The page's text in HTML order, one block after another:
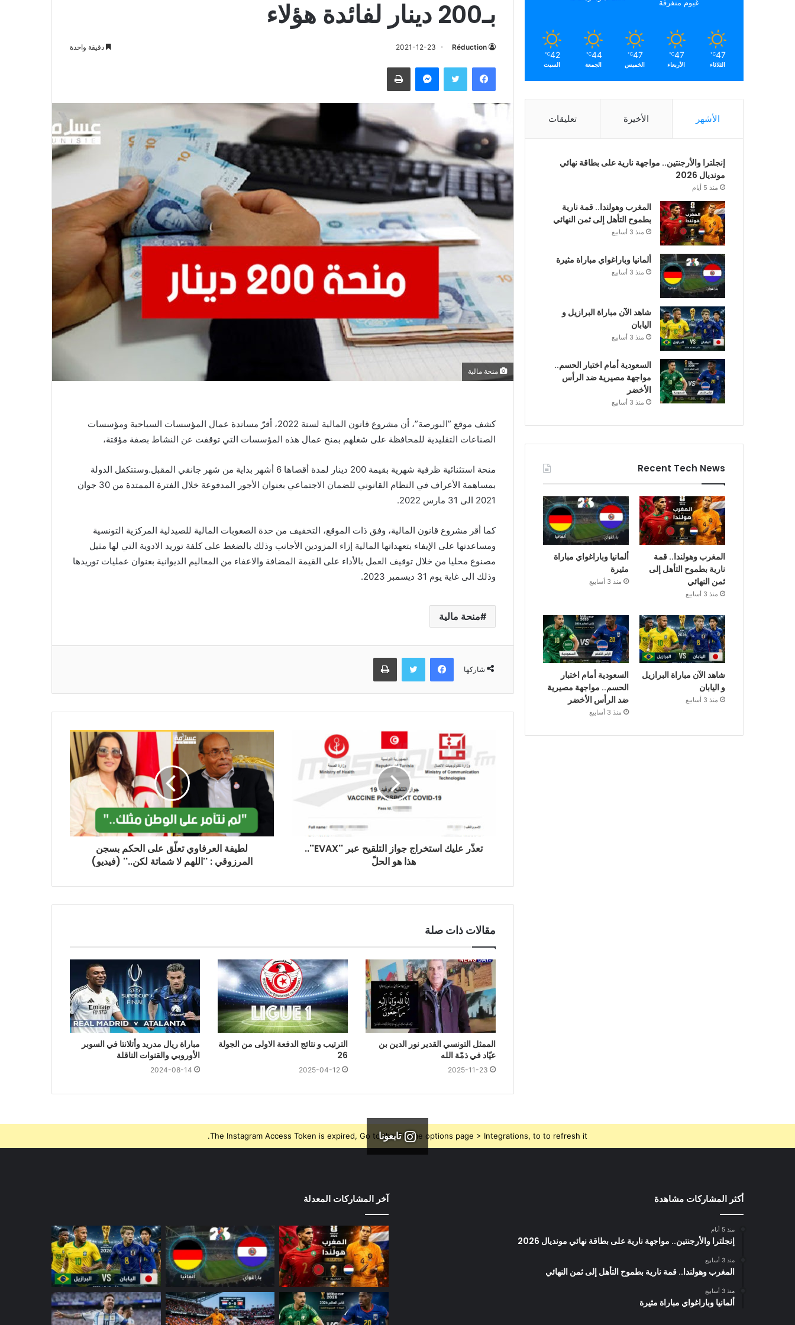
بـ200 دينار لفائدة هؤلاء
Réduction
2021-12-23 دقيقة واحدة
فيسبوك تويتر ماسنجر طباعة
منحة مالية
كشف موقع ”البورصة”، أن مشروع قانون المالية لسنة 2022، أقرّ مساندة عمال المؤسسات السياحية ومؤسسات
الصناعات التقليدية للمحافظة على شغلهم بمنح عمال هذه المؤسسات التي توقفت عن النشاط بصفة مؤقتة،
منحة استثنائية ظرفية شهرية بقيمة 200 دينار لمدة أقصاها 6 أشهر بداية من شهر جانفي المقبل.وستتكفل الدولة
بمساهمة الأعراف في النظام القانوني للضمان الاجتماعي بعنوان الأجور المدفوعة خلال الفترة الممتدة من 30 جوان
2021 الى 31 مارس 2022.
كما أقر مشروع قانون المالية، وفق ذات الموقع، التخفيف من حدة الصعوبات المالية للصيدلية المركزية التونسية
ومساعدتها على الإيفاء بتعهداتها المالية إزاء المزودين الأجانب وذلك بالضغط على كلفة توريد الادوية التي لها مثيل
مصنوع محليا من خلال توقيف العمل بالأداء على القيمة المضافة والاعفاء من المعاليم الديوانية بعنوان عمليات توريدها
وذلك الى غاية يوم 31 ديسمبر 2023.
منحة مالية
شاركها
فيسبوك تويتر طباعة
تعذّر عليك استخراج جواز التلقيح عبر ''EVAX''..
هذا هو الحلّ
لطيفة العرفاوي تعلّق على الحكم بسجن
المرزوقي : ''اللهم لا شماتة لكن..'' (فيديو)
مقالات ذات صلة
الممثل التونسي القدير نور الدين بن
عيّاد في ذمّة الله
2025-11-23
الترتيب و نتائج الدفعة الاولى من الجولة
26
2025-04-12
مباراة ريال مدريد وأتلانتا في السوبر
الأوروبي والقنوات الناقلة
2024-08-14
غيوم متفرقة
47
℃
الثلاثاء
47
℃
الأربعاء
47
℃
الخميس
44
℃
الجمعة
42
℃
السبت
الأشهر الأخيرة تعليقات
إنجلترا والأرجنتين.. مواجهة نارية على بطاقة نهائي
مونديال 2026
منذ 5 أيام
المغرب وهولندا.. قمة نارية
بطموح التأهل إلى ثمن النهائي
منذ 3 أسابيع
ألمانيا وباراغواي مباراة مثيرة
منذ 3 أسابيع
شاهد الآن مباراة البرازيل و
اليابان
منذ 3 أسابيع
السعودية أمام اختبار الحسم..
مواجهة مصيرية ضد الرأس
الأخضر
منذ 3 أسابيع
Recent Tech News
المغرب وهولندا.. قمة
نارية بطموح التأهل إلى
ثمن النهائي
منذ 3 أسابيع
ألمانيا وباراغواي مباراة
مثيرة
منذ 3 أسابيع
شاهد الآن مباراة البرازيل
و اليابان
منذ 3 أسابيع
السعودية أمام اختبار
الحسم.. مواجهة مصيرية
ضد الرأس الأخضر
منذ 3 أسابيع
تابعونا
The Instagram Access Token is expired, Go to the Theme options page > Integrations, to to refresh it.
أكثر المشاركات مشاهدة
منذ 5 أيام
إنجلترا والأرجنتين.. مواجهة نارية على بطاقة نهائي مونديال 2026
منذ 3 أسابيع
المغرب وهولندا.. قمة نارية بطموح التأهل إلى ثمن النهائي
منذ 3 أسابيع
ألمانيا وباراغواي مباراة مثيرة
آخر المشاركات المعدلة